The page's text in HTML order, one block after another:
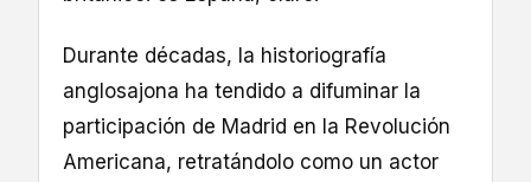
Durante décadas, la historiografía
anglosajona ha tendido a difuminar la
participación de Madrid en la Revolución
Americana, retratándolo como un actor